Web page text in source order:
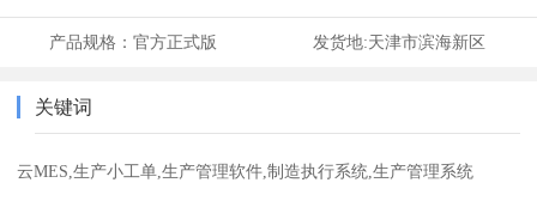
产品规格： 官方正式版 发货地:天津市滨海新区
关键词
云MES,生产小工单,生产管理软件,制造执行系统,生产管理系统